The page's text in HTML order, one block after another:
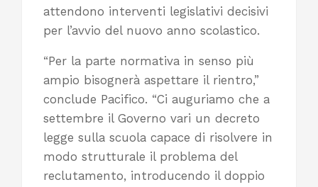
attendono interventi legislativi decisivi
per l’avvio del nuovo anno scolastico.
“Per la parte normativa in senso più
ampio bisognerà aspettare il rientro,”
conclude Pacifico. “Ci auguriamo che a
settembre il Governo vari un decreto
legge sulla scuola capace di risolvere in
modo strutturale il problema del
reclutamento, introducendo il doppio